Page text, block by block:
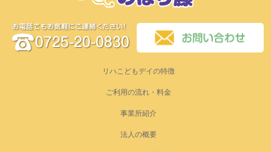
リハこどもデイの特徴
ご利用の流れ・料金
事業所紹介
法人の概要